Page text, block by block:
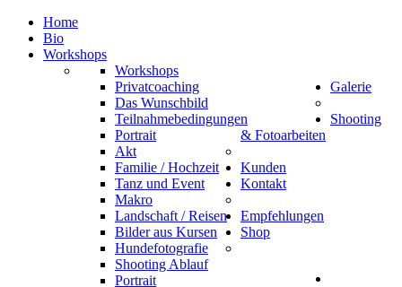
Home
Bio
Workshops
Workshops
Privatcoaching
Das Wunschbild
Teilnahmebedingungen
Galerie
Portrait
Akt
Familie / Hochzeit
Tanz und Event
Makro
Landschaft / Reisen
Bilder aus Kursen
Hundefotografie
Shooting
& Fotoarbeiten
Shooting Ablauf
Portrait
Kunden
Kontakt
Empfehlungen
Shop